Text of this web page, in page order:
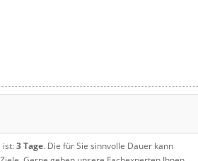
ist:3 Tage. Die für Sie sinnvolle Dauer kann